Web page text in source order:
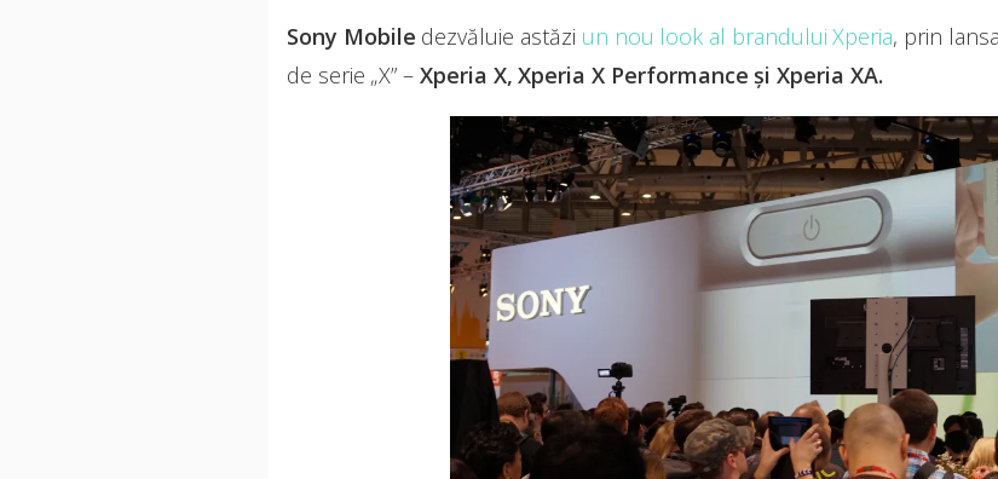
Sony Mobile dezvăluie astăzi un nou look al brandului Xperia, prin
de serie „X” – Xperia X, Xperia X Performance și Xperia XA.